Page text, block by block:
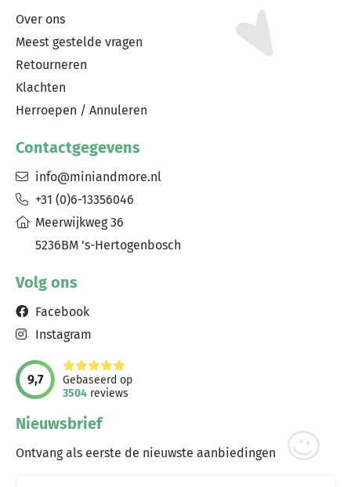
Over ons
Meest gestelde vragen
Retourneren
Klachten
Herroepen / Annuleren
Contactgegevens
info@miniandmore.nl
+31 (0)6-13356046
Meerwijkweg 36
5236BM 's-Hertogenbosch
Volg ons
Facebook
Instagram
9,7
Gebaseerd op
3504 reviews
Nieuwsbrief
Ontvang als eerste de nieuwste aanbiedingen